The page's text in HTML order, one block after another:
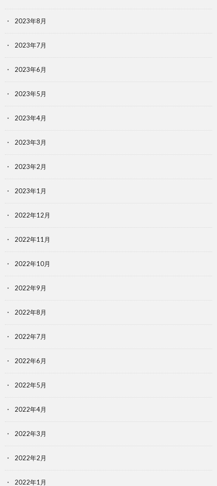
2023年8月
2023年7月
2023年6月
2023年5月
2023年4月
2023年3月
2023年2月
2023年1月
2022年12月
2022年11月
2022年10月
2022年9月
2022年8月
2022年7月
2022年6月
2022年5月
2022年4月
2022年3月
2022年2月
2022年1月